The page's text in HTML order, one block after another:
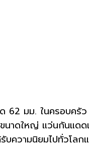
ด 62 มม. ในครอบ
ขนาดใหญ่ แว่นกันแ
บความนิยมไปทั่วโล